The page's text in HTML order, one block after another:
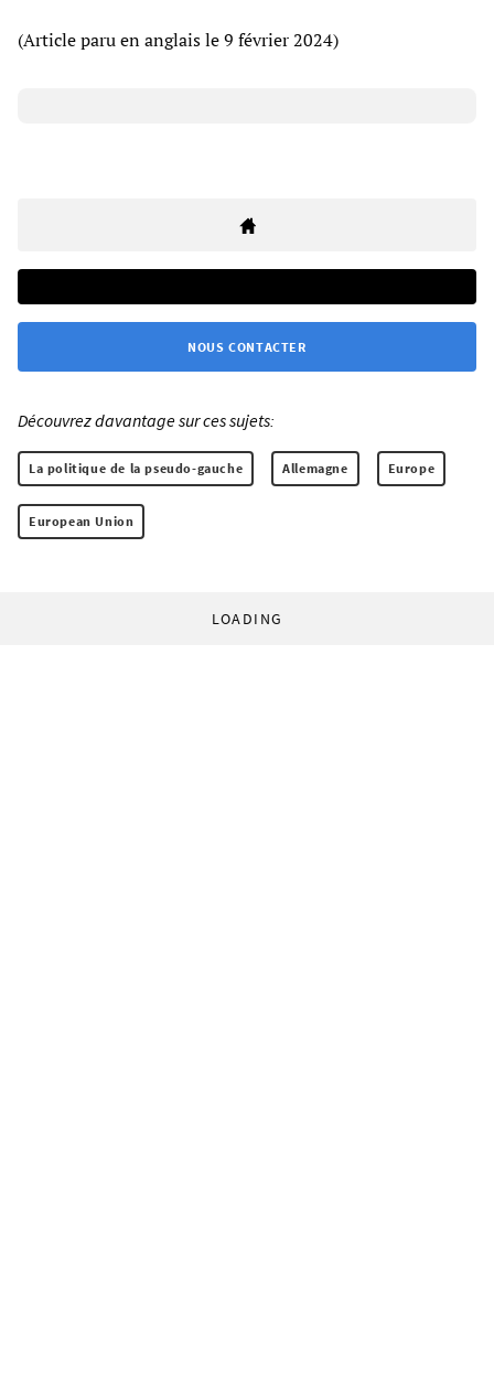
(Article paru en anglais le 9 février 2024)
NOUS CONTACTER
Découvrez davantage sur ces sujets:
La politique de la pseudo-gauche Allemagne Europe
European Union
LOADING